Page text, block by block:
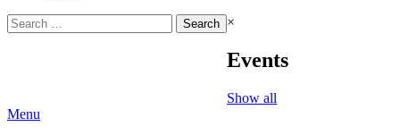
Search
for:
×
Events
Show all
Menu